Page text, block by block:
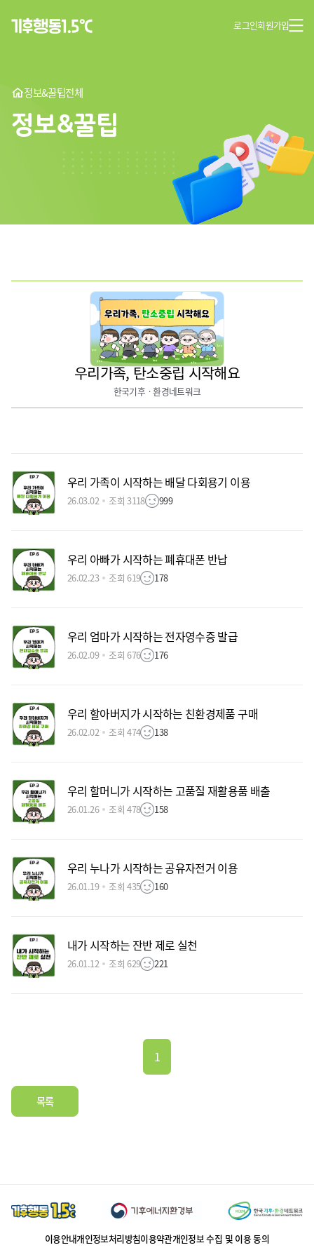
로그인회원가입
정보&꿀팁전체
정보&꿀팁
우리가족, 탄소중립 시작해요
한국기후ㆍ환경네트워크
우리 가족이 시작하는 배달 다회용기 이용
26.03.02 조회 3118 999
우리 아빠가 시작하는 폐휴대폰 반납
26.02.23 조회 619 178
우리 엄마가 시작하는 전자영수증 발급
26.02.09 조회 676 176
우리 할아버지가 시작하는 친환경제품 구매
26.02.02 조회 474 138
우리 할머니가 시작하는 고품질 재활용품 배출
26.01.26 조회 478 158
우리 누나가 시작하는 공유자전거 이용
26.01.19 조회 435 160
내가 시작하는 잔반 제로 실천
26.01.12 조회 629 221
1
목록
이용안내개인정보처리방침이용약관개인정보 수집 및 이용 동의